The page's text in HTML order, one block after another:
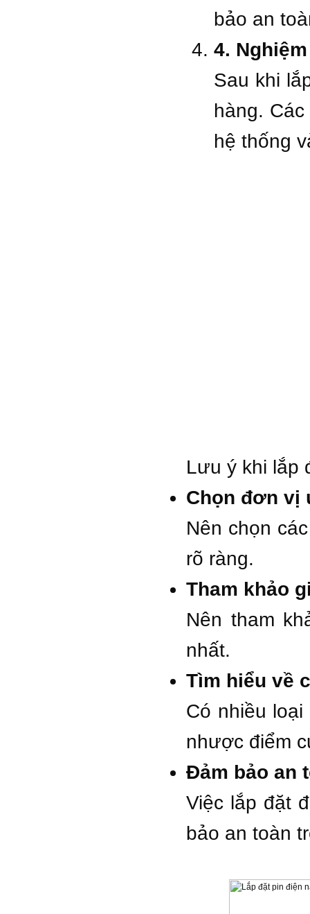
bảo an
4.
Sau khi
hàng.
hệ thống
Lưu ý khi lắp
Chọn đơn vị
Nên chọn
rõ ràng.
Tham khảo
Nên tham
nhất.
Tìm hiểu về
Có nhiều
nhược điểm
Đảm bảo an
Việc lắp đặt
bảo an toàn